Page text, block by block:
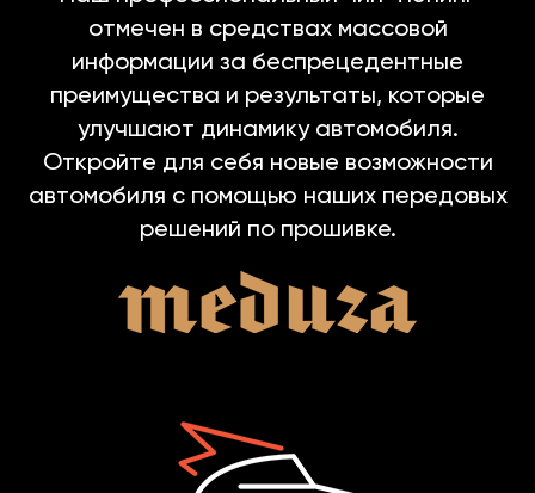
отмечен в средствах массовой
информации за беспрецедентные
преимущества и результаты, которые
улучшают динамику автомобиля.
Откройте для себя новые возможности
автомобиля с помощью наших передовых
решений по прошивке.